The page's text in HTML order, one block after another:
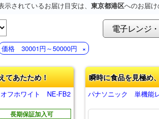
示されているお届け目安は、 東京都港区へのお届け
電子レンジ
価格 30001円～50000円
てあたため！
フホワイト NE-FB2
長期保証加入可
瞬時に食品を見極め
パナソニック 単機